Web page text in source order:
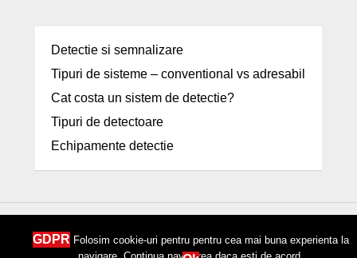
Detectie si semnalizare
Tipuri de sisteme – conventional vs adresabil
Cat costa un sistem de detectie?
Tipuri de detectoare
Echipamente detectie
Doberman Security Service, Str. Ecologiei, 792, Arges, Albota, 0248 222
280
GDPR Folosim cookie-uri pentru pentru cea mai buna experienta la